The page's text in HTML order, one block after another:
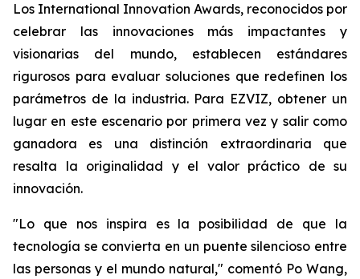
Los International Innovation Awards, reconocidos por
celebrar las innovaciones más impactantes y
visionarias del mundo, establecen estándares
rigurosos para evaluar soluciones que redefinen los
parámetros de la industria. Para EZVIZ, obtener un
lugar en este escenario por primera vez y salir como
ganadora es una distinción extraordinaria que
resalta la originalidad y el valor práctico de su
innovación.
"Lo que nos inspira es la posibilidad de que la
tecnología se convierta en un puente silencioso entre
las personas y el mundo natural," comentó Po Wang,